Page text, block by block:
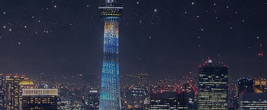
秘伝公開！吉凶カレンダー